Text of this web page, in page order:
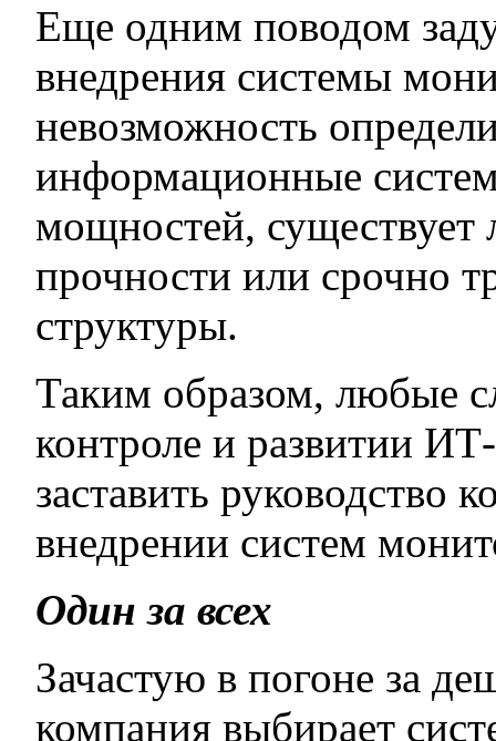
Еще одним поводом
внедрения системы
невозможность
информационные
мощностей, существует
прочности или срочно
структуры.
Таким образом, любые
контроле и развитии
заставить руководство
внедрении систем
Один за всех
Зачастую в погоне за
компания выбирает